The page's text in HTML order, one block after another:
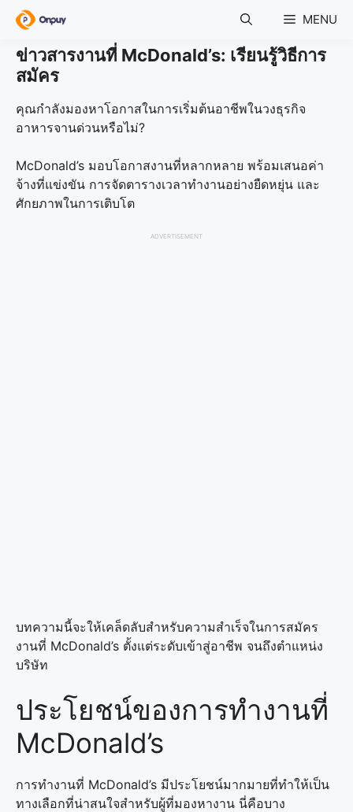
Skip
content
MENU
ข่าวสารงานที่ McDonald’s: เรียนรู้วิธีการ
สมัคร
คุณกำลังมองหาโอกาสในการเริ่มต้นอาชีพในวงธุรกิจ
อาหารจานด่วนหรือไม่?
McDonald’s มอบโอกาสงานที่หลากหลาย พร้อมเสนอค่า
จ้างที่แข่งขัน การจัดตารางเวลาทำงานอย่างยืดหยุ่น และ
ศักยภาพในการเติบโต
ADVERTISEMENT
บทความนี้จะให้เคล็ดลับสำหรับความสำเร็จในการสมัคร
งานที่ McDonald’s ตั้งแต่ระดับเข้าสู่อาชีพ จนถึงตำแหน่ง
บริษัท
ประโยชน์ของการทำงานที่
McDonald’s
การทำงานที่ McDonald’s มีประโยชน์มากมายที่ทำให้เป็น
ทางเลือกที่น่าสนใจสำหรับผู้ที่มองหางาน นี่คือบาง